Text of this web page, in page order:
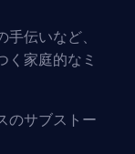
伝いなど、
く家庭的なミ
のサブストー